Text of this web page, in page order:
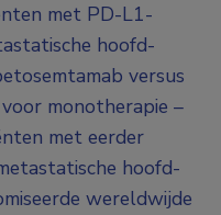
met PD-L1-
hoofd-
versus
monotherapie –
met eerder
hoofd-
wereldwijde